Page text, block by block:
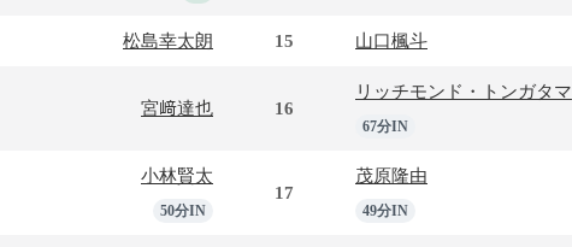
松島幸太朗 15 山口楓斗
宮﨑達也 16
リッチモンド・トンガタマ
67分IN
小林賢太
50分IN
17
茂原隆由
49分IN